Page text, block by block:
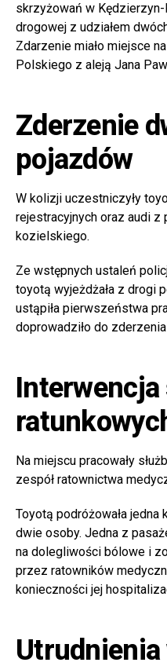
skrzyżowań w
drogowej z udziałem
Zdarzenie miało miejsce
Polskiego z aleją Jana
Zderzenie
pojazdów
W kolizji uczestniczyły
rejestracyjnych oraz audi
kozielskiego.
Ze wstępnych ustaleń
toyotą wyjeżdżała z drogi
ustąpiła pierwszeństwa
doprowadziło do
Interwencja
Na miejscu pracowały
zespół ratownictwa
Toyotą podróżowała jedna
dwie osoby. Jedna z
na dolegliwości bólowe i
przez ratowników
konieczności jej